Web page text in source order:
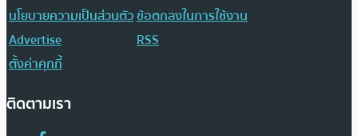
นโยบายความเป็นส่วนตัวข้อตกลงในการใช้งาน
Advertise
RSS
ตั้งค่าคุกกี้
ติดตามเรา